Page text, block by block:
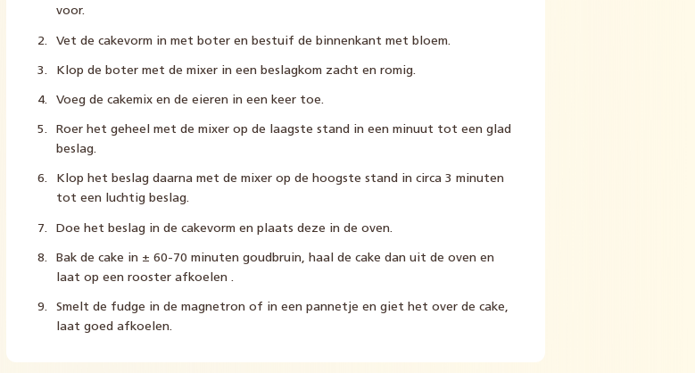
voor.
Vet de cakevorm in met boter en bestuif de binnenkant met bloem.
Klop de boter met de mixer in een beslagkom zacht en romig.
Voeg de cakemix en de eieren in een keer toe.
Roer het geheel met de mixer op de laagste stand in een minuut tot een glad
beslag.
Klop het beslag daarna met de mixer op de hoogste stand in circa 3 minuten
tot een luchtig beslag.
Doe het beslag in de cakevorm en plaats deze in de oven.
Bak de cake in ± 60-70 minuten goudbruin, haal de cake dan uit de oven en
laat op een rooster afkoelen .
Smelt de fudge in de magnetron of in een pannetje en giet het over de cake,
laat goed afkoelen.